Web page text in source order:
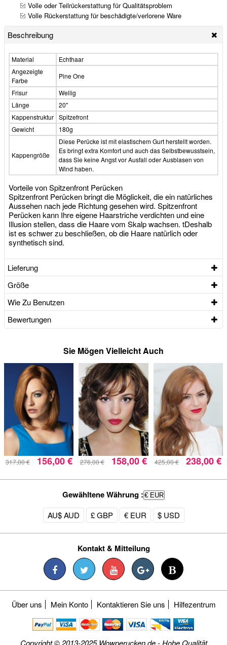
Volle oder Teilrückerstattung für Qualitätsproblem
Volle Rückerstattung für beschädigte/verlorene Ware
Beschreibung
Material
Echthaar
Angezeigte
Farbe
Pine One
Frisur
Wellig
Länge
20"
Kappenstruktur Spitzefront
Gewicht
180g
Kappengröße
Diese Perücke ist mit elastischem Gurt herstellt worden.
Es bringt extra Komfort und auch das Selbstbewusstsein,
dass Sie keine Angst vor Ausfall oder Ausblasen von
Wind haben.
Vorteile von Spitzenfront Perücken
Spitzenfront Perücken bringt die Möglickeit, die ein natürliches
Aussehen nach jede Richtung gesehen wird. Spitzenfront
Perücken kann Ihre eigene Haarstriche verdichten und eine
Illusion stellen, dass die Haare vom Skalp wachsen. tDeshalb
ist es schwer zu beschließen, ob die Haare natürlich oder
synthetisch sind.
Lieferung
Größe
Wie Zu Benutzen
Bewertungen
Sie Mögen Vielleicht Auch
317,00 € 156,00 € 276,00 € 158,00 € 425,00 € 238,00 €
Gewähltene Währung : € EUR
AU$ AUD £ GBP € EUR $ USD
Kontakt & Mitteilung
Über uns Mein Konto Kontaktieren Sie uns Hilfezentrum
Copyright © 2013-2025 Wowperucken.de - Hohe Qualität